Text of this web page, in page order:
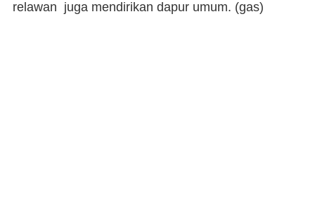
relawan juga mendirikan dapur umum. (gas)